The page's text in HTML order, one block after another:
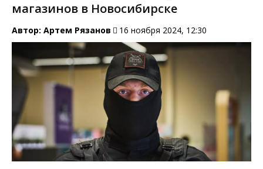
магазинов в Новосибирске
Автор: Артем Рязанов 16 ноября 2024, 12:30